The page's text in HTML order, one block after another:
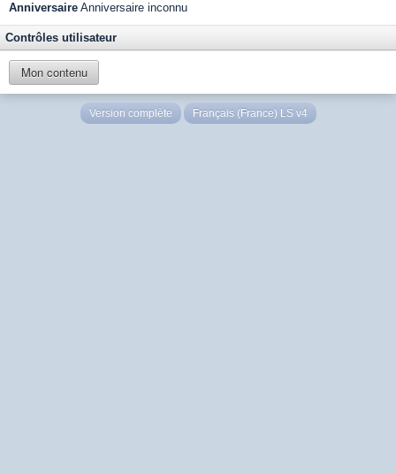
Anniversaire Anniversaire inconnu
Contrôles utilisateur
Mon contenu
Version complète Français (France) LS v4